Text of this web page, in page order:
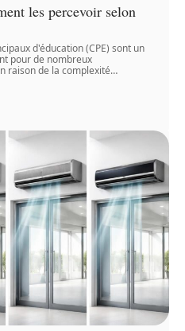
les percevoir selon
d'éducation (CPE) sont un
pour de nombreux
raison de la complexité…